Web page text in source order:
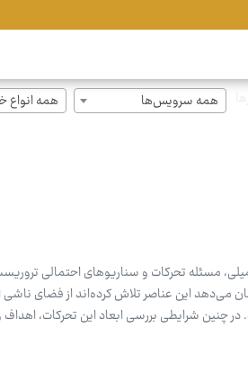
همه سرویس‌ها همه انواع
مسئله تحرکات و سناریوهای احتمالی
می‌دهد این عناصر تلاش کرده‌اند از فضای ناشی
در چنین شرایطی بررسی ابعاد این تحرکات،